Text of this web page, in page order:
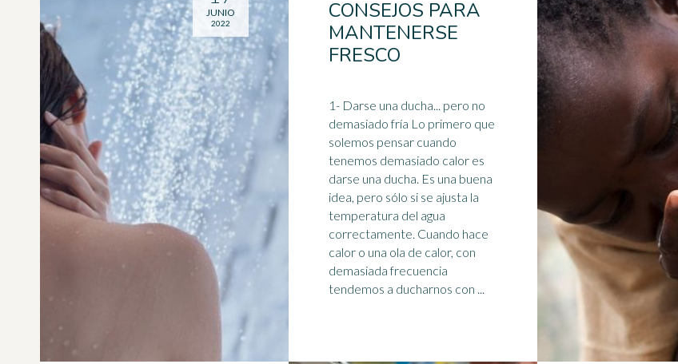
CONSEJOS PARA
MANTENERSE
FRESCO
1- Darse una ducha... pero no
demasiado fría Lo primero que
solemos pensar cuando
tenemos demasiado calor es
darse una ducha. Es una buena
idea, pero sólo si se ajusta la
temperatura del agua
correctamente. Cuando hace
calor o una ola de calor, con
demasiada frecuencia
tendemos a ducharnos con ...
JUNIO
2022